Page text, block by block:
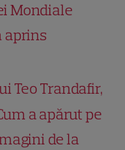
Mondiale
aprins
Teo Trandafir,
a apărut pe
de la